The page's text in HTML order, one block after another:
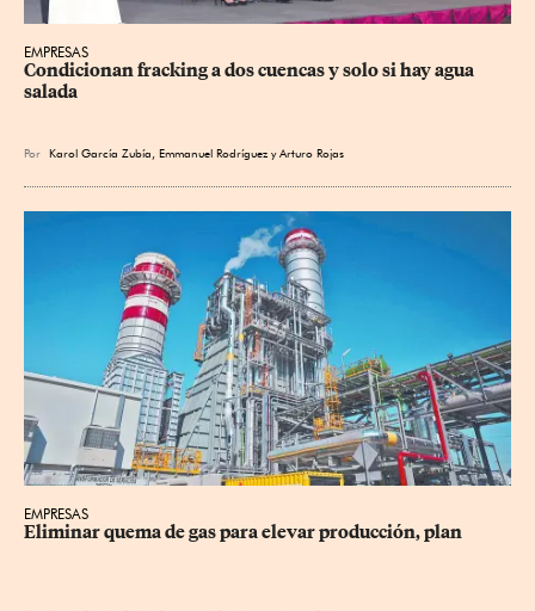
EMPRESAS
Condicionan fracking a dos cuencas y solo si hay agua
salada
Por Karol García Zubía Emmanuel Rodríguez yArturo Rojas
EMPRESAS
Eliminar quema de gas para elevar producción, plan